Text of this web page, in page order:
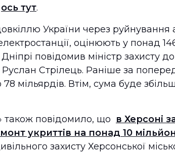
ось тут.
України через руйнування
оцінюють у понад
повідомив міністр захисту
Руслан Стрілець. Раніше за
мільярдів. Втім, сума буде
також повідомило, що в Херсоні
укриттів на понад 10
захисту Херсонської